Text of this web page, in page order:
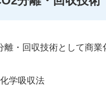
離・回収技術として商業
化学吸収法